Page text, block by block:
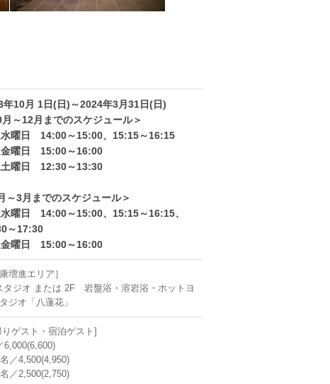
年10月 1日(日)～2024年3月31日(日)
月～12月までのスケジュール＞
水曜日 14:00～15:00、15:15～16:15
金曜日 15:00～16:00
土曜日 12:30～13:30
～3月までのスケジュール＞
曜日 14:00～15:00、15:15～16:15、
～17:30
金曜日 15:00～16:00
康増進エリア］
タジオ または 2F 岩盤浴・溶岩浴・ホットヨ
ジオ「八蓮花」
りゲスト・宿泊ゲスト]
6,000(6,600)
／4,500(4,950)
／2,500(2,750)